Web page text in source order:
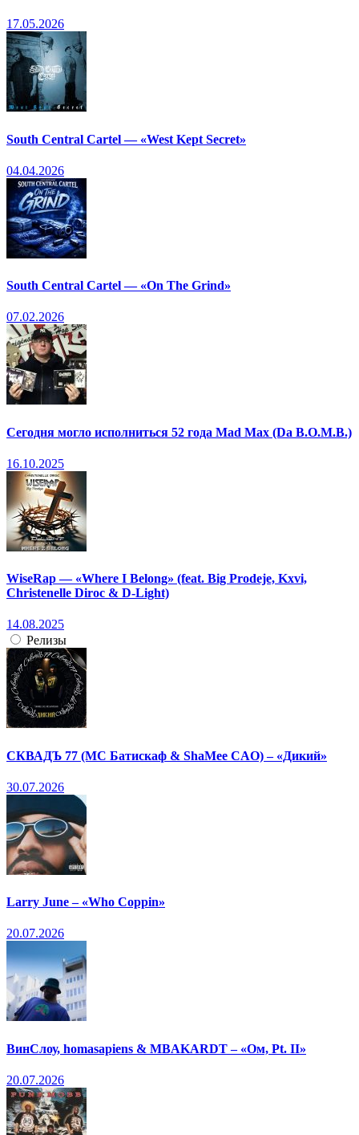
17.05.2026
South Central Cartel — «West Kept Secret»
04.04.2026
South Central Cartel — «On The Grind»
07.02.2026
Сегодня могло исполниться 52 года Mad Max (Da B.O.M.B.)
16.10.2025
WiseRap — «Where I Belong» (feat. Big Prodeje, Kxvi,
Christenelle Diroc & D-Light)
14.08.2025
Релизы
СКВАДЪ 77 (МС Батискаф & ShaMee CAO) – «Дикий»
30.07.2026
Larry June – «Who Coppin»
20.07.2026
ВинСлоу, homasapiens & MBAKARDT – «Ом, Pt. II»
20.07.2026